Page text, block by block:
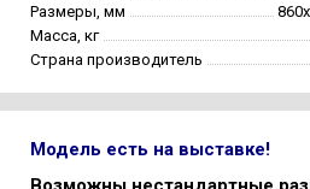
Размеры, мм
Масса, кг
Страна производитель
Модель есть на выставке!